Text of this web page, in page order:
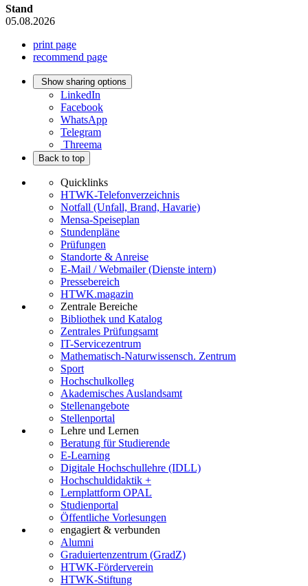
Stand
05.08.2026
print page
recommend page
Show sharing options
LinkedIn
Facebook
WhatsApp
Telegram
Threema
Back to top
Quicklinks
HTWK-Telefonverzeichnis
Notfall (Unfall, Brand, Havarie)
Mensa-Speiseplan
Stundenpläne
Prüfungen
Standorte & Anreise
E-Mail / Webmailer (Dienste intern)
Pressebereich
HTWK.magazin
Zentrale Bereiche
Bibliothek und Katalog
Zentrales Prüfungsamt
IT-Servicezentrum
Mathematisch-Naturwissensch. Zentrum
Sport
Hochschulkolleg
Akademisches Auslandsamt
Stellenangebote
Stellenportal
Lehre und Lernen
Beratung für Studierende
E-Learning
Digitale Hochschullehre (IDLL)
Hochschuldidaktik +
Lernplattform OPAL
Studienportal
Öffentliche Vorlesungen
engagiert & verbunden
Alumni
Graduiertenzentrum (GradZ)
HTWK-Förderverein
HTWK-Stiftung